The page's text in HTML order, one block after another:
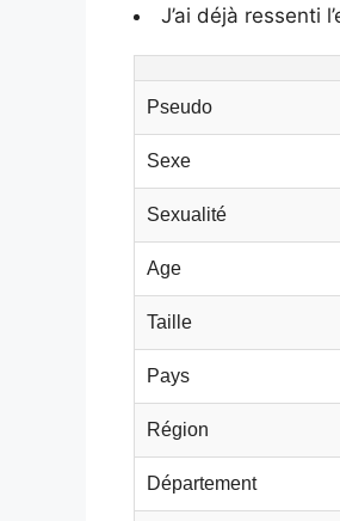
J’ai déjà ressenti
Pseudo
Sexe
Sexualité
Age
Taille
Pays
Région
Département